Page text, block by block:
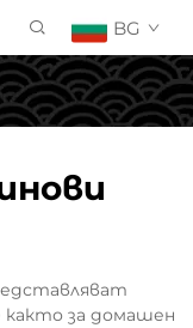
BG
както за домашен